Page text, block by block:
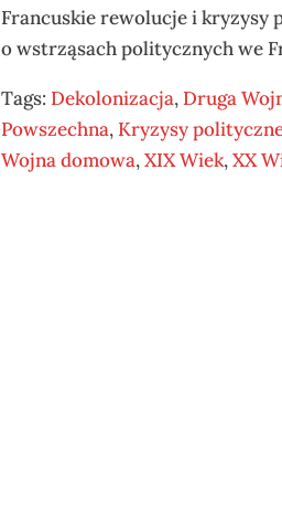
Francuskie rewolucje i kryzysy
o wstrząsach politycznych we
Tags: Dekolonizacja, Druga
Powszechna, Kryzysy
Wojna domowa,XIX Wiek,XX